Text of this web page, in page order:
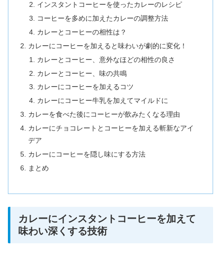
インスタントコーヒーを使ったカレーのレシピ
コーヒーを多めに加えたカレーの調整方法
カレーとコーヒーの相性は？
カレーにコーヒーを加えると味わいが劇的に変化！
カレーとコーヒー、意外なほどの相性の良さ
カレーとコーヒー、味の共鳴
カレーにコーヒーを加えるコツ
カレーにコーヒー牛乳を加えてマイルドに
カレーを食べた後にコーヒーが飲みたくなる理由
カレーにチョコレートとコーヒーを加える斬新なアイ
デア
カレーにコーヒーを隠し味にする方法
まとめ
カレーにインスタントコーヒーを加えて
味わい深くする技術